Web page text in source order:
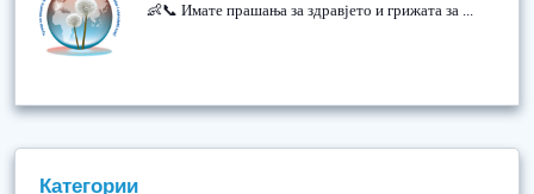
👶📞 Имате прашања за здравјето и грижата за ...
Категории